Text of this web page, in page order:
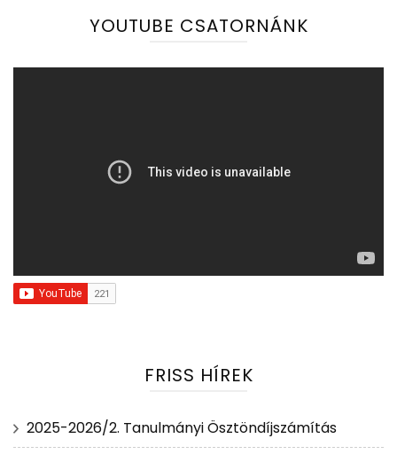
YOUTUBE CSATORNÁNK
FRISS HÍREK
2025-2026/2. Tanulmányi Ösztöndíjszámítás